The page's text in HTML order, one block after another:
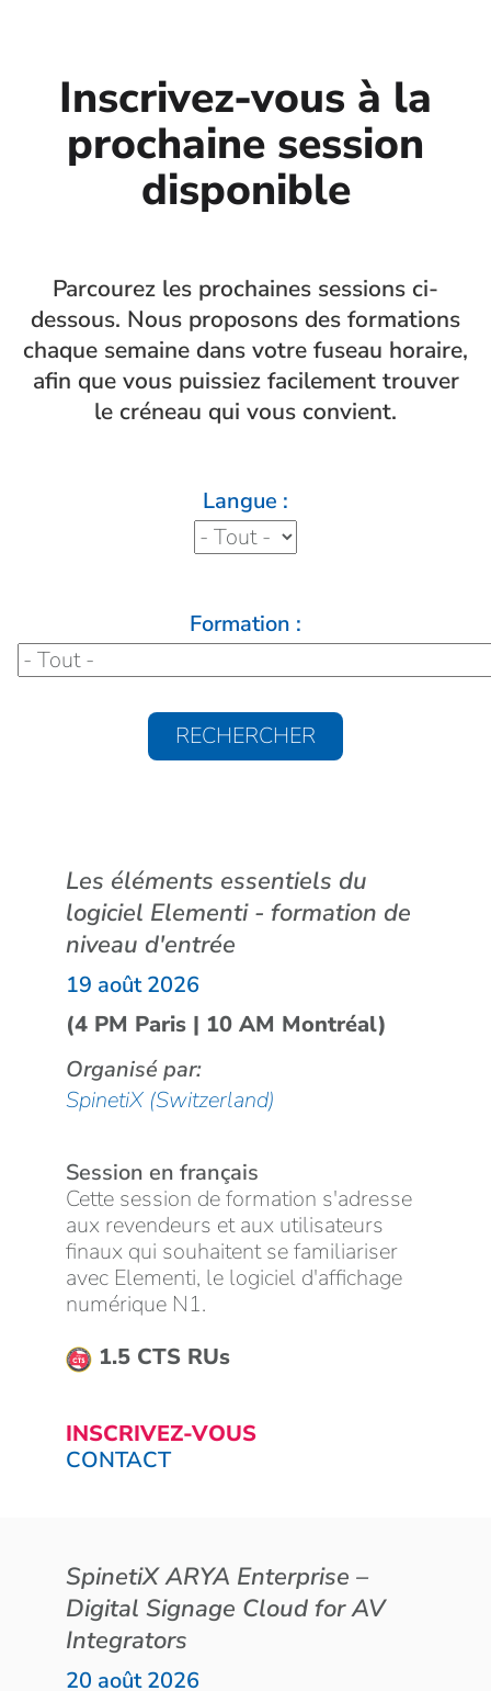
Inscrivez-vous à la
prochaine session
disponible
Parcourez les prochaines sessions ci-
dessous. Nous proposons des formations
chaque semaine dans votre fuseau horaire,
afin que vous puissiez facilement trouver
le créneau qui vous convient.
Langue :
Formation :
Les éléments essentiels du
logiciel Elementi - formation de
niveau d'entrée
19 août 2026
(4 PM Paris | 10 AM Montréal)
Organisé par:
SpinetiX (Switzerland)
Session en français
Cette session de formation s'adresse
aux revendeurs et aux utilisateurs
finaux qui souhaitent se familiariser
avec Elementi, le logiciel d'affichage
numérique N1.
1.5 CTS RUs
INSCRIVEZ-VOUS
CONTACT
SpinetiX ARYA Enterprise –
Digital Signage Cloud for AV
Integrators
20 août 2026